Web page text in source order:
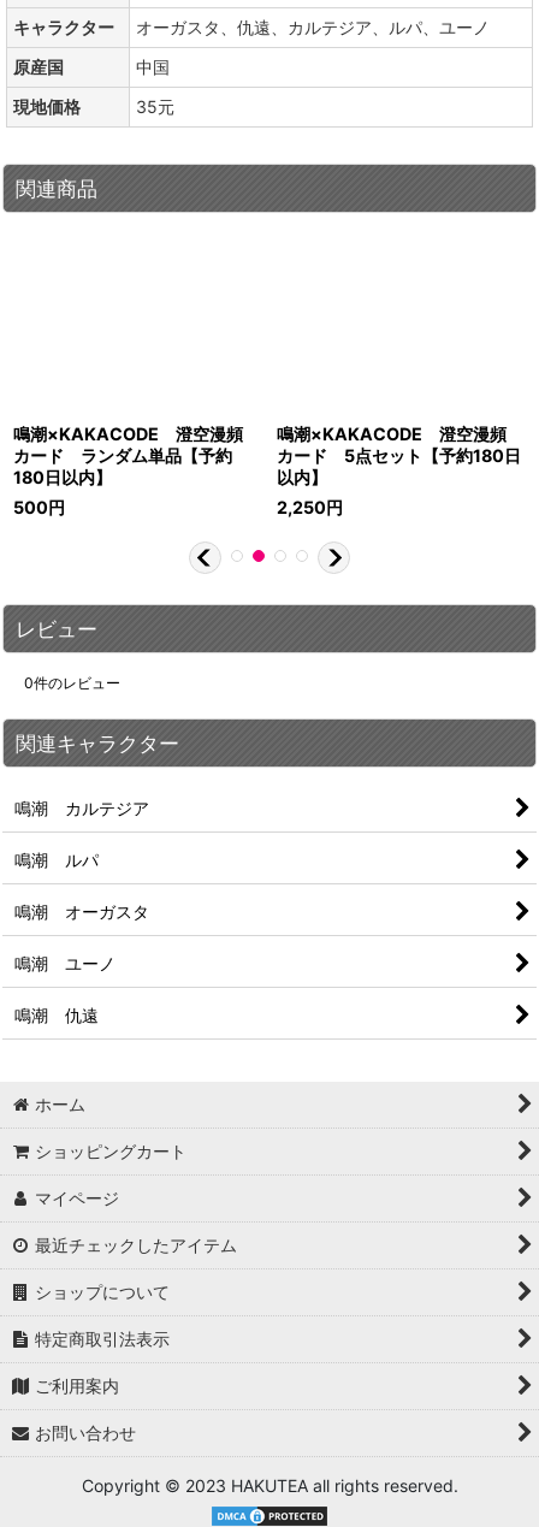
キャラクター
オーガスタ、仇遠、カルテジア、ルパ、ユーノ
原産国
中国
現地価格
35元
関連商品
鳴潮×KAKACODE 澄空漫頻
カード ランダム単品【予約
180日以内】
500円
鳴潮×KAKACODE 澄空漫頻
カード 5点セット【予約180日
以内】
2,250円
レビュー
0件のレビュー
関連キャラクター
鳴潮 カルテジア
鳴潮 ルパ
鳴潮 オーガスタ
鳴潮 ユーノ
鳴潮 仇遠
ホーム
ショッピングカート
マイページ
最近チェックしたアイテム
ショップについて
特定商取引法表示
ご利用案内
お問い合わせ
Copyright © 2023 HAKUTEA all rights reserved.